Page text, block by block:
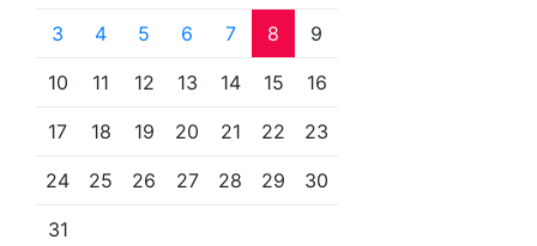
3 4 5 6 7 8 9
10 11 12 13 14 15 16
17 18 19 20 21 22 23
24 25 26 27 28 29 30
31